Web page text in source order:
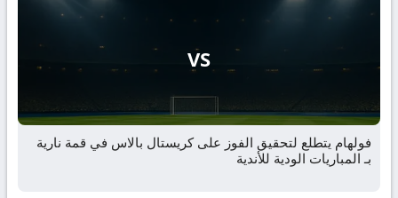
VS
فولهام يتطلع لتحقيق الفوز على كريستال بالاس في قمة نارية
بـ المباريات الودية للأندية